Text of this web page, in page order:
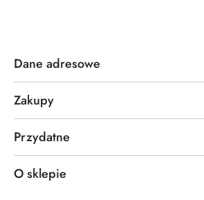
Dane adresowe
Zakupy
Przydatne
O sklepie